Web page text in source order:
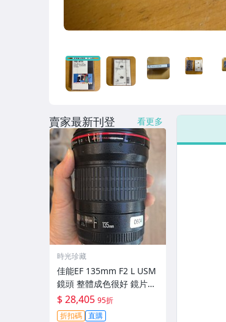
賣家最新刊登 看更多
時光珍藏
佳能EF 135mm F2 L USM
鏡頭 整體成色很好 鏡片完
美無劃痕 功能一切正常 無
拆修無-3430
$ 28,405 95折
折扣碼 直購